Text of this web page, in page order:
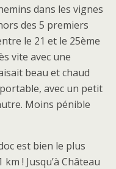
dans les vignes
des 5 premiers
le 21 et le 25ème
vite avec une
beau et chaud
avec un petit
Moins pénible
est bien le plus
! Jusqu’à Château